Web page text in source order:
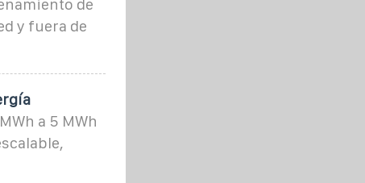
de
y fuera de
a 5 MWh